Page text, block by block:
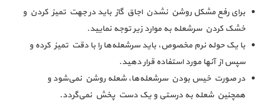
برای رفع مشکل روشن نشدن اجاق گاز باید در جهت تمیز کردن و
خشک کردن سرشعله به موارد زیر توجه نمایید.
با یک حوله نرم مخصوص، باید سرشعله‌ها را با دقت تمیز کرده و
سپس از آنها مورد استفاده قرار دهید.
در صورت خیس بودن سرشعله‌ها، شعله روشن نمی‌شود و
همچنین شعله به درستی و یک دست پخش نمی‌گردد.